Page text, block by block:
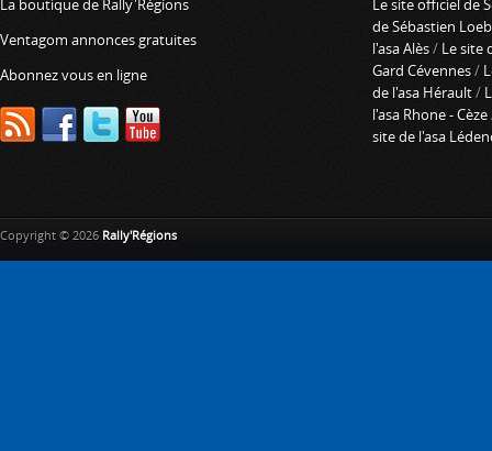
La boutique de Rally'Régions
Ventagom annonces gratuites
Abonnez vous en ligne
Le site officiel de
de Sébastien Loeb
l'asa Alès/ Le site
Gard Cévennes/
de l'asa Hérault/
l'asa Rhone - Cèze
site de l'asa
Copyright © 2026 Rally'Régions